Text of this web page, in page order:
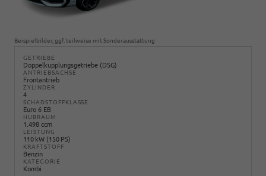
Beispielbilder, ggf. teilweise mit Sonderausstattung
GETRIEBE
Doppelkupplungsgetriebe (DSG)
ANTRIEBSACHSE
Frontantrieb
ZYLINDER
4
SCHADSTOFFKLASSE
Euro 6 EB
HUBRAUM
1.498 ccm
LEISTUNG
110 kW (150 PS)
KRAFTSTOFF
Benzin
KATEGORIE
Kombi